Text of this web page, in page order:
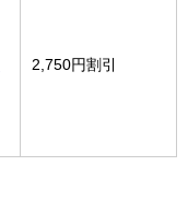
2,750円割引